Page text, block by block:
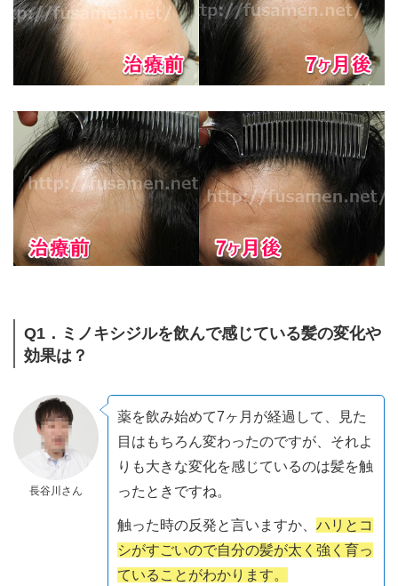
Q1．ミノキシジルを飲んで感じている髪の変化や
効果は？
長谷川さん
薬を飲み始めて7ヶ月が経過して、見た
目はもちろん変わったのですが、それよ
りも大きな変化を感じているのは髪を触
ったときですね。
触った時の反発と言いますか、 ハリとコ
シがすごいので自分の髪が太く強く育っ
ていることがわかります。